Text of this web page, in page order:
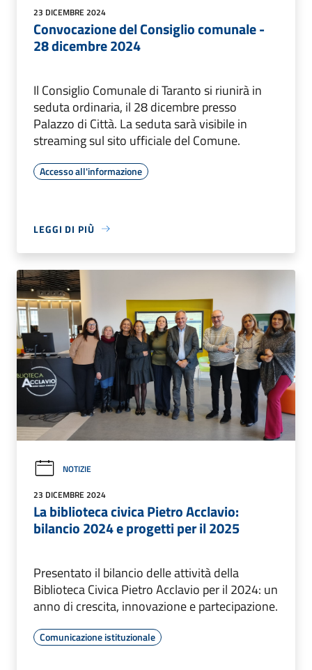
23 DICEMBRE 2024
Convocazione del Consiglio comunale -
28 dicembre 2024
Il Consiglio Comunale di Taranto si riunirà in
seduta ordinaria, il 28 dicembre presso
Palazzo di Città. La seduta sarà visibile in
streaming sul sito ufficiale del Comune.
Accesso all'informazione
LEGGI DI PIÙ
NOTIZIE
23 DICEMBRE 2024
La biblioteca civica Pietro Acclavio:
bilancio 2024 e progetti per il 2025
Presentato il bilancio delle attività della
Biblioteca Civica Pietro Acclavio per il 2024: un
anno di crescita, innovazione e partecipazione.
Comunicazione istituzionale